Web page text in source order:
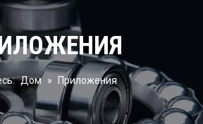
Дом » Приложения